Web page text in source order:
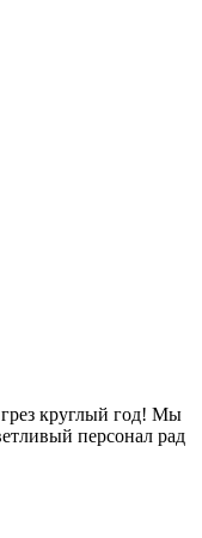
круглый год! Мы
персонал рад